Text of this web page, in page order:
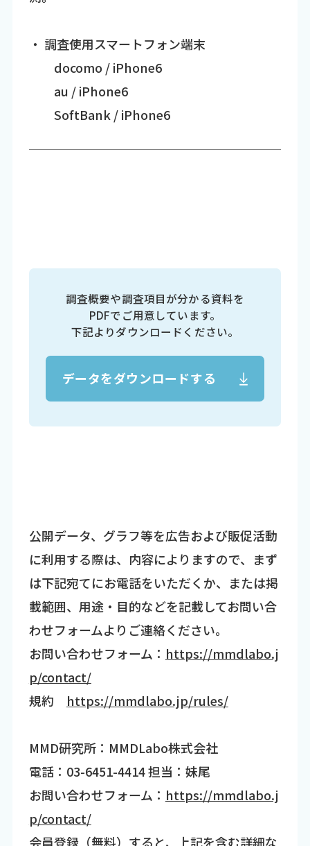
・ 調査使用スマートフォン端末
docomo / iPhone6
au / iPhone6
SoftBank / iPhone6
調査概要や調査項目が分かる資料を
PDFでご用意しています。
下記よりダウンロードください。
データをダウンロードする
公開データ、グラフ等を広告および販促活動
に利用する際は、内容によりますので、まず
は下記宛てにお電話をいただくか、または掲
載範囲、用途・目的などを記載してお問い合
わせフォームよりご連絡ください。
お問い合わせフォーム： https://mmdlabo.j
p/contact/
規約 https://mmdlabo.jp/rules/
MMD研究所：MMDLabo株式会社
電話：03-6451-4414 担当：妹尾
お問い合わせフォーム： https://mmdlabo.j
p/contact/
会員登録（無料）すると、上記を含む詳細な